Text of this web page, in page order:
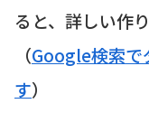
ると、詳しい作
（Google検索で
す）